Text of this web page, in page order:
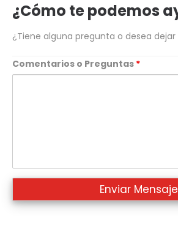
¿Cómo te podemos
¿Tiene alguna pregunta o desea
Comentarios o Preguntas *